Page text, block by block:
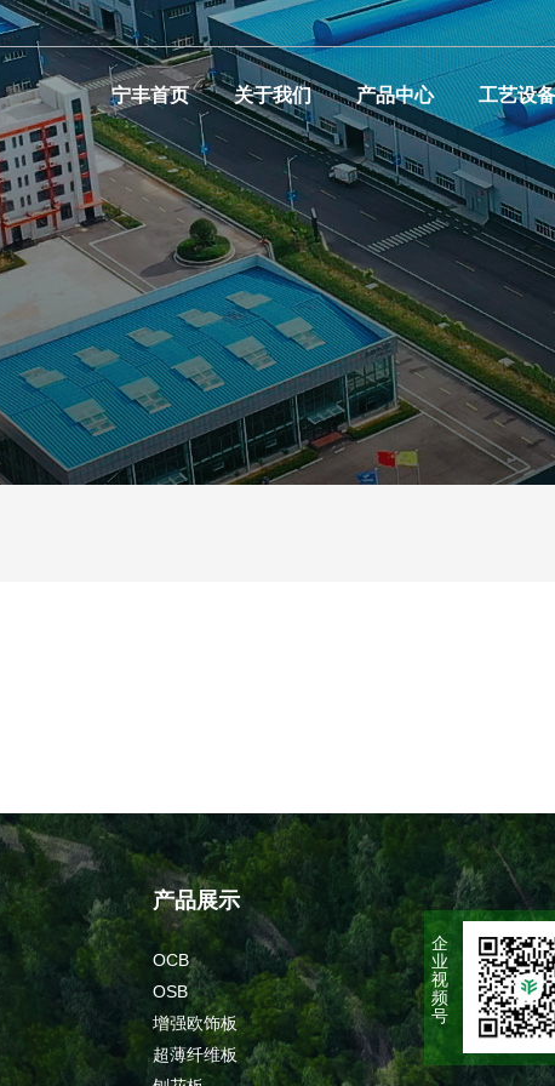
宁丰首页 关于我们 产品中心 工艺设备
产品展示
OCB
OSB
增强欧饰板
超薄纤维板
企
业
视
频
号